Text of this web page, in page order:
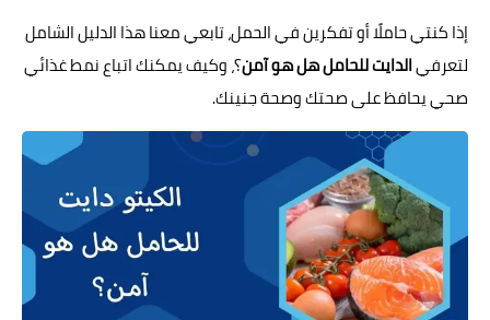
إذا كنتي حاملًا أو تفكرين في الحمل، تابعي معنا هذا الدليل الشامل
لتعرفيالدايت للحامل هل هو آمن؟، وكيف يمكنك اتباع نمط غذائي
صحي يحافظ على صحتك وصحة جنينك.